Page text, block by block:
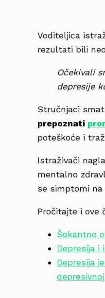
Voditeljica
rezultati bili
Očekivali
depresije
Stručnjaci
prepoznati
poteškoće i
Istraživači
mentalno
se simptomi na
Pročitajte i ove
Šokantno
Depresija i
Depresija